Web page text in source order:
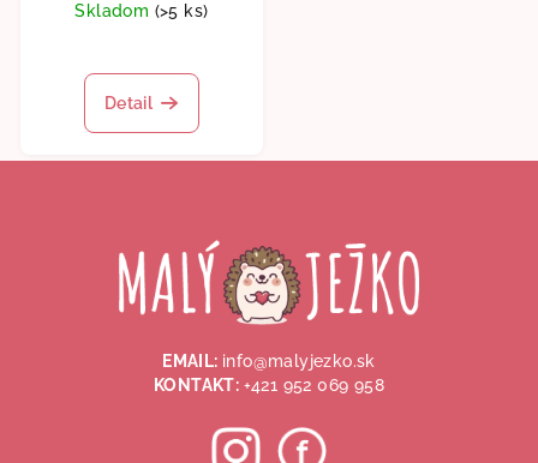
Skladom (>5 ks)
hodnotenie
produktu
Detail
EMAIL: info@malyjezko.sk
KONTAKT: +421 952 069 958